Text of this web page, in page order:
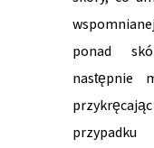
ponad
następnie